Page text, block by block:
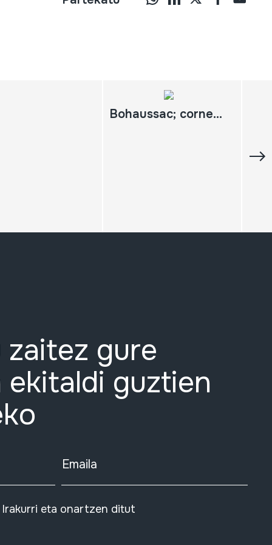
Bohaussac; cornemuse traditionnelle des landes de gascogne - Arnaud Bibonne
gure
ekitaldi guztien
Emaila
Irakurri eta onartzen ditut